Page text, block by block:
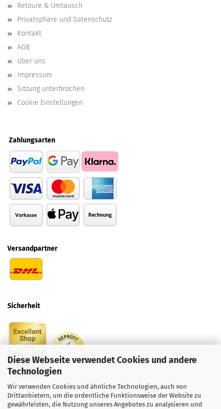
Diese Webseite verwendet Cookies und andere
Technologien
Wir verwenden Cookies und ähnliche Technologien, auch von
Drittanbietern, um die ordentliche Funktionsweise der Website zu
gewährleisten, die Nutzung unseres Angebotes zu analysieren und
Retoure & Umtausch
Privatsphäre und Datenschutz
Kontakt
AGB
Über uns
Impressum
Sitzung unterbrochen
Cookie Einstellungen
Zahlungsarten
Versandpartner
Sicherheit
Social Media